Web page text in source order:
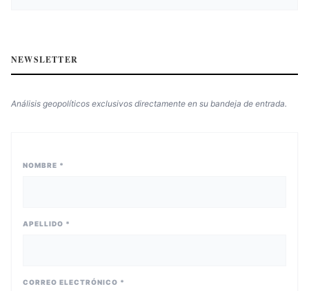
NEWSLETTER
Análisis geopolíticos exclusivos directamente en su bandeja de entrada.
NOMBRE *
APELLIDO *
CORREO ELECTRÓNICO *